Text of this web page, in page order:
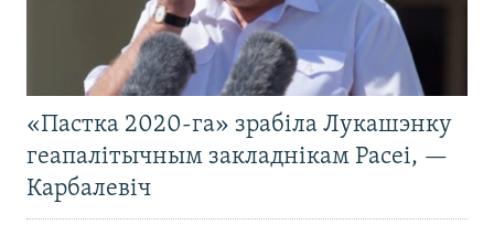
«Пастка 2020-га» зрабіла Лукашэнку
геапалітычным закладнікам Расеі, —
Карбалевіч